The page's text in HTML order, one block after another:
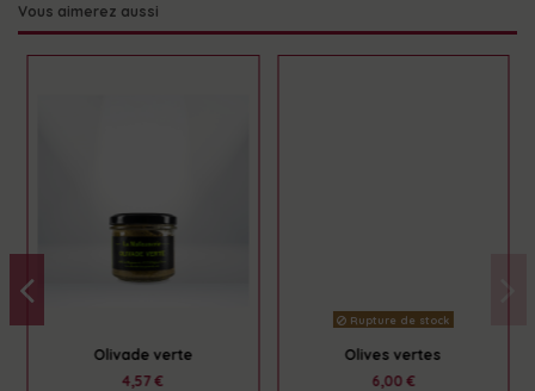
Vous aimerez aussi
Olivade verte
4,57 €
Rupture de stock
Olives vertes
6,00 €